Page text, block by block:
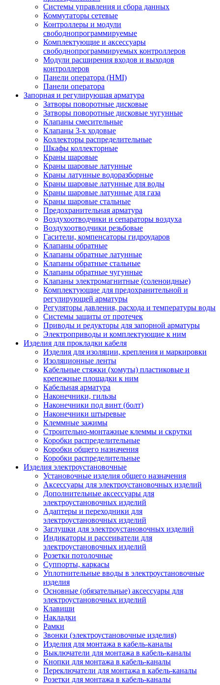
Системы управления и сбора данных
Коммутаторы сетевые
Контроллеры и модули
свободнопрограммируемые
Комплектующие и аксессуары
свободнопрограммируемых контроллеров
Модули расширения входов и выходов
контроллеров
Панели оператора (HMI)
Панели оператора
Запорная и регулирующая арматура
Затворы поворотные дисковые
Затворы поворотные дисковые чугунные
Клапаны смесительные
Клапаны 3-х ходовые
Коллекторы распределительные
Шкафы коллекторные
Краны шаровые
Краны шаровые латунные
Краны латунные водоразборные
Краны шаровые латунные для воды
Краны шаровые латунные для газа
Краны шаровые стальные
Предохранительная арматура
Воздухоотводчики и сепараторы воздуха
Воздухоотводчики резьбовые
Гасители, компенсаторы гидроударов
Клапаны обратные
Клапаны обратные латунные
Клапаны обратные стальные
Клапаны обратные чугунные
Клапаны электромагнитные (соленоидные)
Комплектующие для предохранительной и
регулирующей арматуры
Регуляторы давления, расхода и температуры воды
Системы защиты от протечек
Приводы и редукторы для запорной арматуры
Электроприводы и комплектующие к ним
Изделия для прокладки кабеля
Изделия для изоляции, крепления и маркировки
Изоляционные ленты
Кабельные стяжки (хомуты) пластиковые и
крепежные площадки к ним
Кабельная арматура
Наконечники, гильзы
Наконечники под винт (болт)
Наконечники штыревые
Клеммные зажимы
Строительно-монтажные клеммы и скрутки
Коробки распределительные
Коробки общего назначения
Коробки распределительные
Изделия электроустановочные
Установочные изделия общего назначения
Аксессуары для электроустановочных изделий
Дополнительные аксессуары для
электроустановочных изделий
Адаптеры и переходники для
электроустановочных изделий
Заглушки для электроустановочных изделий
Индикаторы и рассеиватели для
электроустановочных изделий
Розетки потолочные
Суппорты, каркасы
Уплотнительные вводы в электроустановочные
изделия
Основные (обязательные) аксессуары для
электроустановочных изделий
Клавиши
Накладки
Рамки
Звонки (электроустановочные изделия)
Изделия для монтажа в кабель-каналы
Выключатели для монтажа в кабель-каналы
Кнопки для монтажа в кабель-каналы
Переключатели для монтажа в кабель-каналы
Розетки для монтажа в кабель-каналы